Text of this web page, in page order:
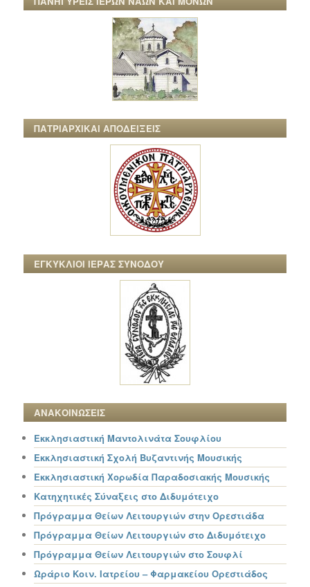
ΠΑΤΡΙΑΡΧΙΚΑΙ ΑΠΟΔΕΙΞΕΙΣ
ΕΓΚΥΚΛΙΟΙ ΙΕΡΑΣ ΣΥΝΟΔΟΥ
ΑΝΑΚΟΙΝΩΣΕΙΣ
Εκκλησιαστική Μαντολινάτα Σουφλίου
Εκκλησιαστική Σχολή Βυζαντινής Μουσικής
Εκκλησιαστική Χορωδία Παραδοσιακής Μουσικής
Κατηχητικές Σύναξεις στο Διδυμότειχο
Πρόγραμμα Θείων Λειτουργιών στην Ορεστιάδα
Πρόγραμμα Θείων Λειτουργιών στο Διδυμότειχο
Πρόγραμμα Θείων Λειτουργιών στο Σουφλί
Ωράριο Κοιν. Ιατρείου – Φαρμακείου Ορεστιάδος